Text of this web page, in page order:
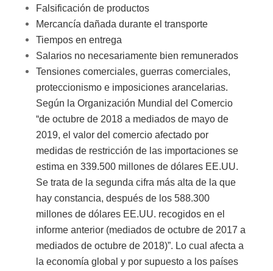
Falsificación de productos
Mercancía dañada durante el transporte
Tiempos en entrega
Salarios no necesariamente bien remunerados
Tensiones comerciales, guerras comerciales,
proteccionismo e imposiciones arancelarias.
Según la Organización Mundial del Comercio
“de octubre de 2018 a mediados de mayo de
2019, el valor del comercio afectado por
medidas de restricción de las importaciones se
estima en 339.500 millones de dólares EE.UU.
Se trata de la segunda cifra más alta de la que
hay constancia, después de los 588.300
millones de dólares EE.UU. recogidos en el
informe anterior (mediados de octubre de 2017 a
mediados de octubre de 2018)”. Lo cual afecta a
la economía global y por supuesto a los países